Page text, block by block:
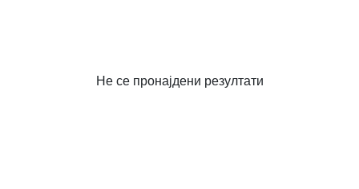
Не се пронајдени резултати